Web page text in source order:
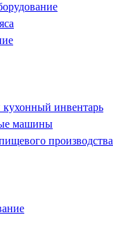
кухонный инвентарь
машины
производства